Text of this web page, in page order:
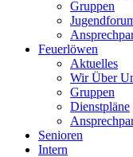
Gruppen
Feuerlöwen
Aktuelles
Wir Über
Gruppen
Dienstpläne
Senioren
Intern